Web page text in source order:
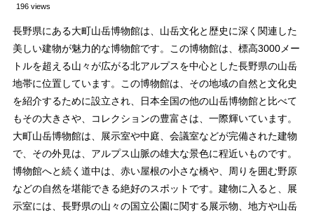
196 views
長野県にある大町山岳博物館は、山岳文化と歴史に深く関連した
美しい建物が魅力的な博物館です。この博物館は、標高3000メー
トルを超える山々が広がる北アルプスを中心とした長野県の山岳
地帯に位置しています。この博物館は、その地域の自然と文化史
を紹介するために設立され、日本全国の他の山岳博物館と比べて
もその大きさや、コレクションの豊富さは、一際輝いています。
大町山岳博物館は、展示室や中庭、会議室などが完備された建物
で、その外見は、アルプス山脈の雄大な景色に程近いものです。
博物館へと続く道中は、赤い屋根の小さな橋や、周りを囲む野原
などの自然を堪能できる絶好のスポットです。建物に入ると、展
示室には、長野県の山々の国立公園に関する展示物、地方や山岳